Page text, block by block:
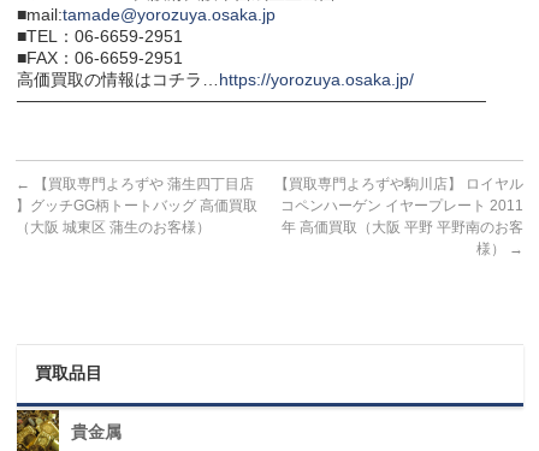
■mail:tamade@yorozuya.osaka.jp
■TEL：06-6659-2951
■FAX：06-6659-2951
高価買取の情報はコチラ… https://yorozuya.osaka.jp/
───────────────────────────────────────
←
【買取専門よろずや 蒲生四丁目店
】グッチGG柄トートバッグ 高価買取
（大阪 城東区 蒲生のお客様）
【買取専門よろずや駒川店】 ロイヤル
コペンハーゲン イヤープレート 2011
年 高価買取（大阪 平野 平野南のお客
様）
→
買取品目
貴金属